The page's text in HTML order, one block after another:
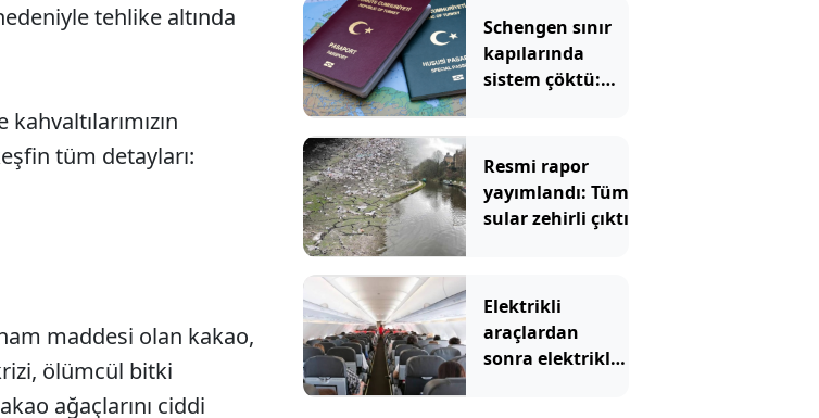
tehlike altında
tüm detayları:
maddesi olan kakao,
ölümcül bitki
ağaçlarını ciddi
Schengen sınır
kapılarında
sistem çöktü:
Resmi rapor
yayımlandı: Tüm
sular zehirli çıktı
Elektrikli
araçlardan
sonra elektrikli